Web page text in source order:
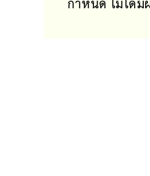
กำหนด ไม่ได้มี